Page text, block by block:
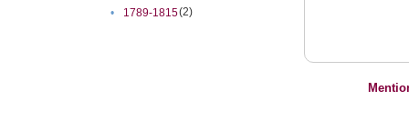
•
1789-1815(2)